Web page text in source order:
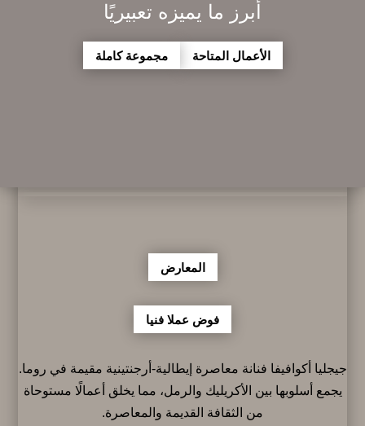
أبرز ما يميزه تعبيريًا
الأعمال المتاحة مجموعة كاملة
المعارض
فوض عملا فنيا
جيجليا أكوافيفا فنانة معاصرة إيطالية-أرجنتينية مقيمة في روما.
يجمع أسلوبها بين الأكريليك والرمل، مما يخلق أعمالًا مستوحاة
من الثقافة القديمة والمعاصرة.